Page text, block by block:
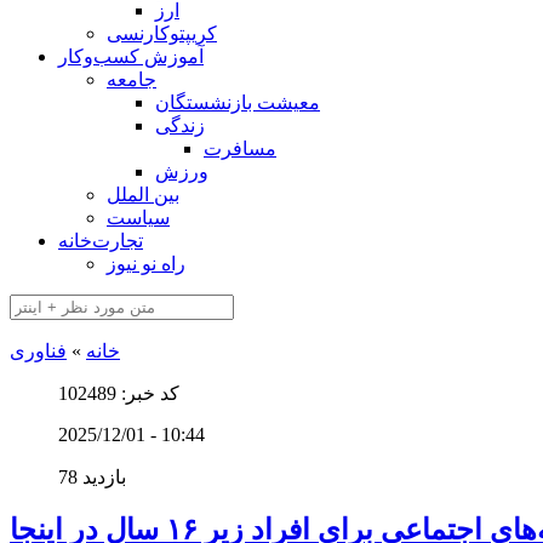
ارز
کریپتوکارنسی
آموزش کسب‌وکار
جامعه
معیشت بازنشستگان
زندگی
مسافرت
ورزش
بین الملل
سیاست
تجارت‌خانه
راه نو نیوز
خانه » فناوری
کد خبر: 102489
2025/12/01 - 10:44
78 بازدید
برای افراد زیر ۱۶ سال در اینجا